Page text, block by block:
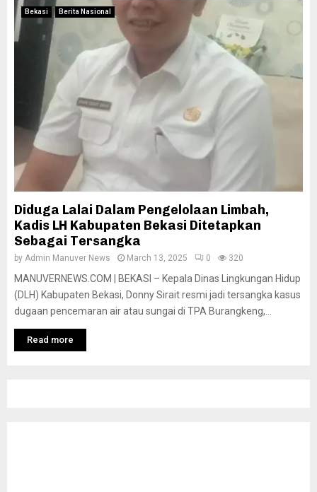
Bekasi Berita Nasional
Diduga Lalai Dalam Pengelolaan Limbah,
Kadis LH Kabupaten Bekasi Ditetapkan
Sebagai Tersangka
by Admin Manuver News March 13, 2025 0 320
MANUVERNEWS.COM | BEKASI – Kepala Dinas Lingkungan Hidup
(DLH) Kabupaten Bekasi, Donny Sirait resmi jadi tersangka kasus
dugaan pencemaran air atau sungai di TPA Burangkeng,...
Read more